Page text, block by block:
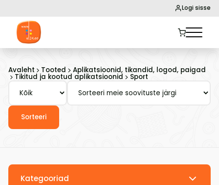
Logi sisse
Avaleht Tooted Aplikatsioonid, tikandid, logod, paigad
Tikitud ja kootud aplikatsioonid Sport
Sorteeri
Kategooriad